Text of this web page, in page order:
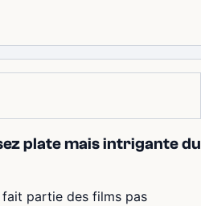
plate mais intrigante du
fait partie des films pas